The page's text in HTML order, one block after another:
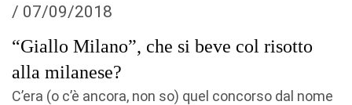
/ 07/09/2018
“Giallo Milano”, che si beve col risotto
alla milanese?
C’era (o c’è ancora, non so) quel concorso dal nome